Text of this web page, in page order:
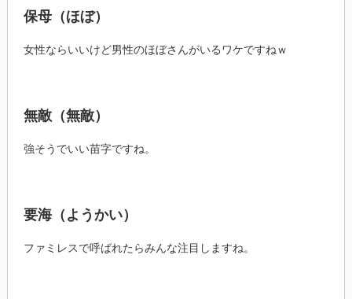
保母（ほぼ）
女性ならいいけど男性のほぼさんがいるワケですねｗ
無敵（無敵）
強そうでいい苗字ですね。
要海（ようかい）
ファミレスで呼ばれたらみんな注目しますね。